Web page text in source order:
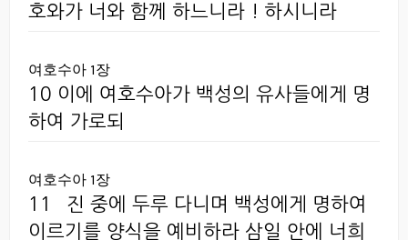
호와가 너와 함께 하느니라 ! 하시니라
여호수아 1장
10 이에 여호수아가 백성의 유사들에게 명
하여 가로되
여호수아 1장
11 `진 중에 두루 다니며 백성에게 명하여
이르기를 양식을 예비하라 삼일 안에 너희